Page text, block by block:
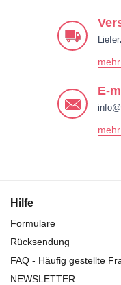
E-
Hilfe
Formulare
Rücksendung
FAQ - Häufig gestellte
NEWSLETTER